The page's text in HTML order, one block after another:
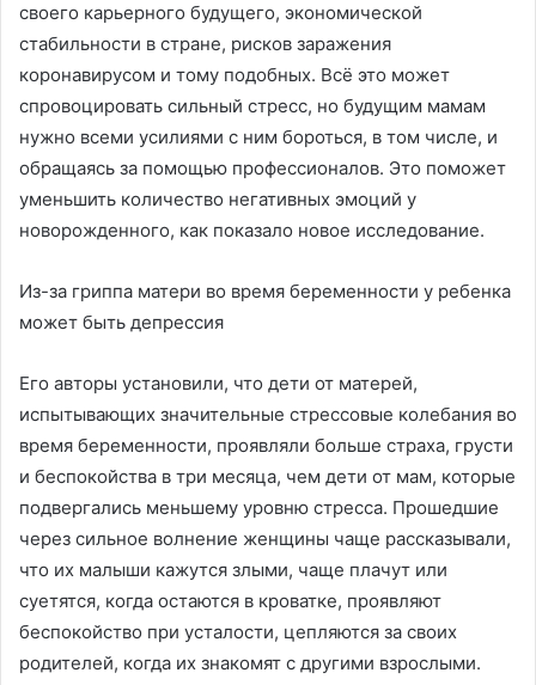
своего карьерного будущего, экономической
стабильности в стране, рисков заражения
коронавирусом и тому подобных. Всё это может
спровоцировать сильный стресс, но будущим мамам
нужно всеми усилиями с ним бороться, в том числе, и
обращаясь за помощью профессионалов. Это поможет
уменьшить количество негативных эмоций у
новорожденного, как показало новое исследование.
Из-за гриппа матери во время беременности у ребенка
может быть депрессия
Его авторы установили, что дети от матерей,
испытывающих значительные стрессовые колебания во
время беременности, проявляли больше страха, грусти
и беспокойства в три месяца, чем дети от мам, которые
подвергались меньшему уровню стресса. Прошедшие
через сильное волнение женщины чаще рассказывали,
что их малыши кажутся злыми, чаще плачут или
суетятся, когда остаются в кроватке, проявляют
беспокойство при усталости, цепляются за своих
родителей, когда их знакомят с другими взрослыми.